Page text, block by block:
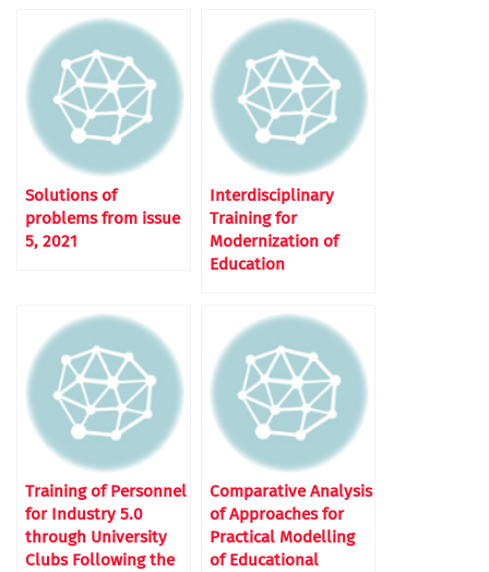
Solutions of
problems from issue
5, 2021
Interdisciplinary
Training for
Modernization of
Education
Training of Personnel
for Industry 5.0
through University
Clubs Following the
Comparative Analysis
of Approaches for
Practical Modelling
of Educational